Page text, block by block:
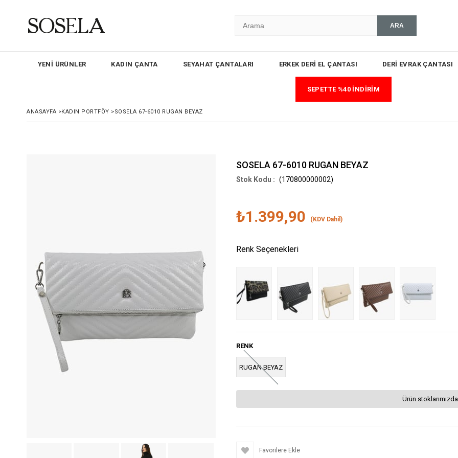
YENİ ÜRÜNLER KADIN ÇANTA SEYAHAT ÇANTALARI ERKEK DERİ EL ÇANTASI DERİ EVRAK ÇANTASI
SEPETTE %40 İNDİRİM
ANASAYFA >KADIN PORTFÖY >SOSELA 67-6010 RUGAN BEYAZ
SOSELA 67-6010 RUGAN BEYAZ
(170800000002)
₺1.399,90 (KDV Dahil)
Renk Seçenekleri
RENK
RUGAN BEYAZ
Ürün
Favorilere Ekle